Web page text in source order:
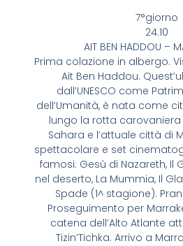
7°giorno
24.10
AIT BEN HADDOU –
Prima colazione in albergo.
Ait Ben Haddou.
dall’UNESCO come
dell’Umanità, è nata come
lungo la rotta
Sahara e l’attuale città di
spettacolare e set
famosi: Gesù di Nazareth, Il
nel deserto, La Mummia, Il
Spade (1^ stagione).
Proseguimento per
catena dell’Alto Atlante
Tizin’Tichka. Arrivo a